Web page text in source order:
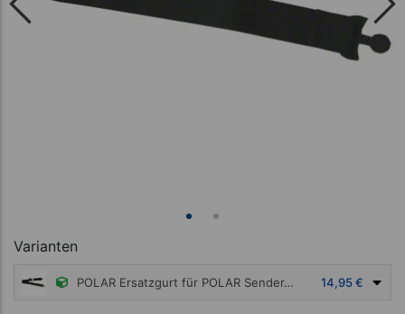
Varianten
POLAR Ersatzgurt für POLAR Sender, Gr. M 14,95 €